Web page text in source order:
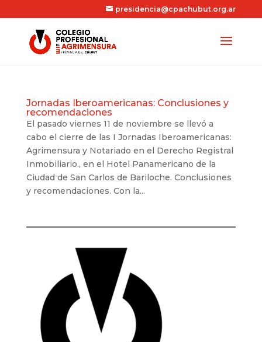
presidencia@cpachubut.org.ar
Jornadas Iberoamericanas: Conclusiones y
recomendaciones
El pasado viernes 11 de noviembre se llevó a
cabo el cierre de las I Jornadas Iberoamericanas:
Agrimensura y Notariado en el Derecho Registral
Inmobiliario., en el Hotel Panamericano de la
Ciudad de San Carlos de Bariloche. Conclusiones
y recomendaciones. Con la...